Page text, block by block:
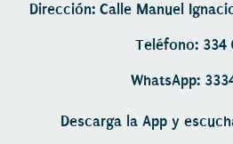
Dirección: Calle Manuel
Teléfono: 334
WhatsApp:
Descarga la App y